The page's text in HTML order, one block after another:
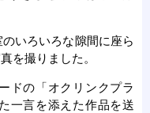
いろいろな隙間に座ら
を撮りました。
ドの「オクリンクプラ
一言を添えた作品を送